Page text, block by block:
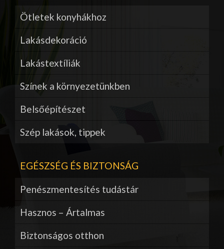
Ötletek konyhákhoz
Lakásdekoráció
Lakástextíliák
Színek a környezetünkben
Belsőépítészet
Szép lakások, tippek
EGÉSZSÉG ÉS BIZTONSÁG
Penészmentesítés tudástár
Hasznos – Ártalmas
Biztonságos otthon